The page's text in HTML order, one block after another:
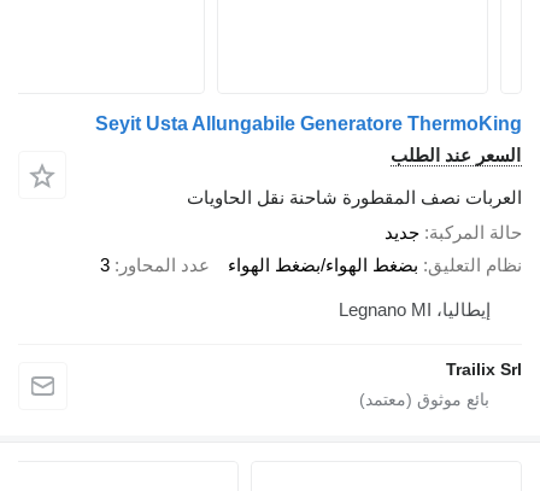
Seyit Usta Allungabile Generatore
عند الطلب
نصف المقطورة شاحنة نقل الحاويات
المركبة جديد
التعليق بضغط الهواء/بضغط الهواء عدد المحاور 3
إيطاليا، Legnano MI